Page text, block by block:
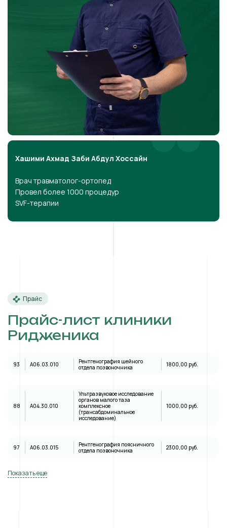
Хашими Ахмад Заби Абдул Хоссайн
Врач травматолог-ортопед
Провел более 1000 процедур
SVF-терапии
Прайс
Прайс-лист клиники
Ридженика
93 A06.03.010
Рентгенография шейного
отдела позвоночника
1800,00 руб.
88 А04.30.010
Ультразвуковое исследование
органов малого таза
комплексное
(трансабдоминальное
исследование)
1000,00 руб.
97 A06.03.015
Рентгенография поясничного
отдела позвоночника
2300,00 руб.
Показать еще